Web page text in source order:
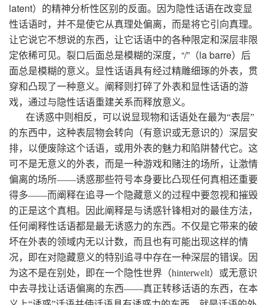
latent）的精神分析性区别的反面。因为隐性话语在改变显
性话语时，并不是使它从真理处偏离，而是将它引向真理。
让它说它不想说的东西，让它话语中的各种限定和深层非限
定依稀可见。裂口后面总是模糊的深度， “/” （la barre）后
面总是模糊的意义。显性话语具有经过精雕细琢的外表，贯
穿和凸现了一种意义。阐释则打碎了外表和显性话语的游
戏，通过与隐性话语重建关系而释放意义。
在诱惑中则相反，可以说显现物和话语处在最为“表层”
的东西中，这种表层物会转向（有意识或无意识的）深层安
排，以便废除这个话语，或用外表的魅力和陷阱替代它。这
可不是无意义的外表，而是一种游戏和赌注的场所，让激情
偏离的场所——诱惑那些符号本身要比凸现任何真相还重要
得多——而阐释在追寻一个隐藏意义的过程中要忽视和摧毁
的正是这个真相。因此阐释是与诱惑针锋相对的最佳方法，
任何阐释性话语都是最无诱惑力的东西。不仅是它带来的破
坏在外表的领域内无以计数，而且也有可能出现这样的情
况，即在对隐藏意义的特别追寻中存在一种深层的错误。因
为这不是在别处，即在一个隐性世界（hinterwelt）或无意识
中去寻找让话语偏离的东西——真正转移话语的东西，在本